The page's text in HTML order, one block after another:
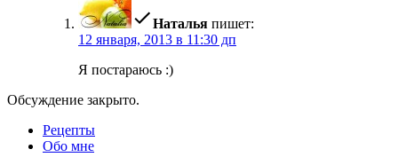
Наталья пишет:
12 января, 2013 в 11:30 дп
Я постараюсь :)
Обсуждение закрыто.
Рецепты
Обо мне